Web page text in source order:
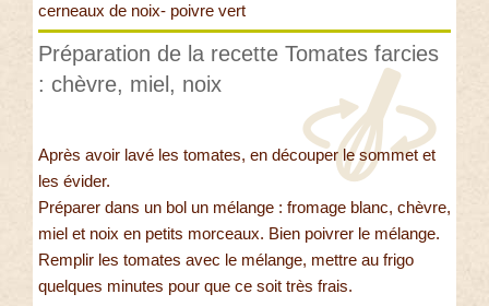
cerneaux de noix- poivre vert
Préparation de la recette Tomates farcies
: chèvre, miel, noix
Après avoir lavé les tomates, en découper le sommet et
les évider.
Préparer dans un bol un mélange : fromage blanc, chèvre,
miel et noix en petits morceaux. Bien poivrer le mélange.
Remplir les tomates avec le mélange, mettre au frigo
quelques minutes pour que ce soit très frais.